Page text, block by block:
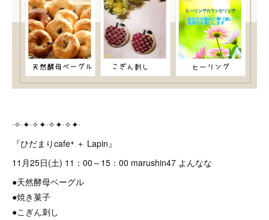
‧✧‧✦‧✧✦‧✧✦‧✧✦‧
『ひだまりcafe⁺ ＋ Lapin』
11月25日(土) 11：00～15：00 marushin47 よんなな
●天然酵母ベーグル
●焼き菓子
●こぎん刺し